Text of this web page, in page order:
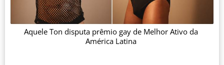
Aquele Ton disputa prêmio gay de Melhor Ativo da
América Latina